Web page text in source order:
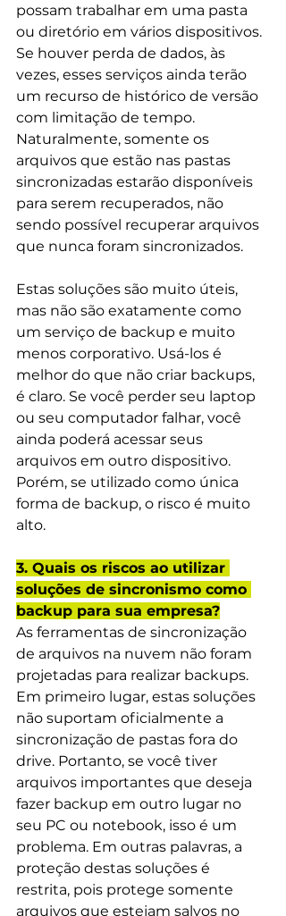
possam trabalhar em uma pasta
ou diretório em vários dispositivos.
Se houver perda de dados, às
vezes, esses serviços ainda terão
um recurso de histórico de versão
com limitação de tempo.
Naturalmente, somente os
arquivos que estão nas pastas
sincronizadas estarão disponíveis
para serem recuperados, não
sendo possível recuperar arquivos
que nunca foram sincronizados.
Estas soluções são muito úteis,
mas não são exatamente como
um serviço de backup e muito
menos corporativo. Usá-los é
melhor do que não criar backups,
é claro. Se você perder seu laptop
ou seu computador falhar, você
ainda poderá acessar seus
arquivos em outro dispositivo.
Porém, se utilizado como única
forma de backup, o risco é muito
alto.
3. Quais os riscos ao utilizar
soluções de sincronismo como
backup para sua empresa?
As ferramentas de sincronização
de arquivos na nuvem não foram
projetadas para realizar backups.
Em primeiro lugar, estas soluções
não suportam oficialmente a
sincronização de pastas fora do
drive. Portanto, se você tiver
arquivos importantes que deseja
fazer backup em outro lugar no
seu PC ou notebook, isso é um
problema. Em outras palavras, a
proteção destas soluções é
restrita, pois protege somente
arquivos que estejam salvos no